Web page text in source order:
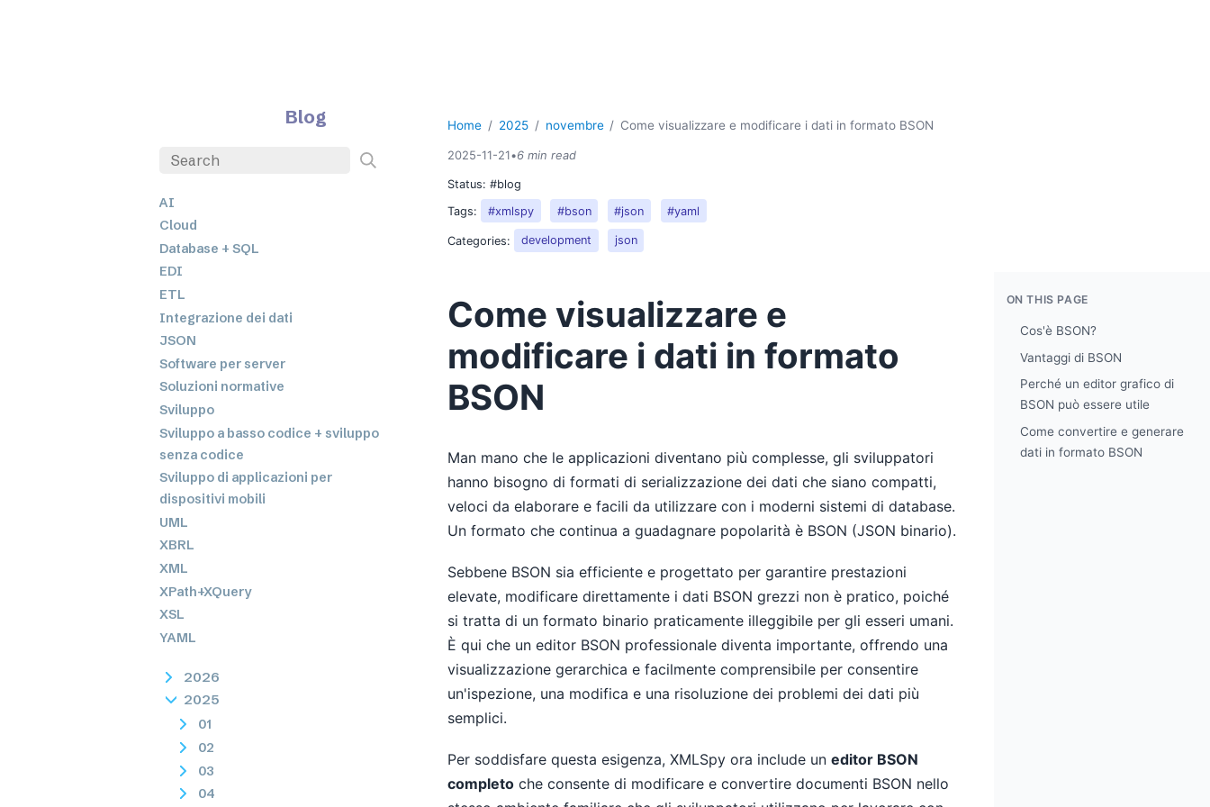
Blog
AI
Cloud
Database + SQL
EDI
ETL
Integrazione dei dati
JSON
Software per server
Soluzioni normative
Sviluppo
Sviluppo a basso codice + sviluppo
senza codice
Sviluppo di applicazioni per
dispositivi mobili
UML
XBRL
XML
XPath+XQuery
XSL
YAML
2026
2025
01
02
03
04
Home 2025 novembre Come visualizzare e modificare i dati in formato BSON
2025-11-21•6 min read
Status:#blog
Tags:
#xmlspy #bson #json #yaml
Categories: development json
Come visualizzare e
modificare i dati in formato
BSON
Man mano che le applicazioni diventano più complesse, gli sviluppatori
hanno bisogno di formati di serializzazione dei dati che siano compatti,
veloci da elaborare e facili da utilizzare con i moderni sistemi di database.
Un formato che continua a guadagnare popolarità è BSON (JSON binario).
Sebbene BSON sia efficiente e progettato per garantire prestazioni
elevate, modificare direttamente i dati BSON grezzi non è pratico, poiché
si tratta di un formato binario praticamente illeggibile per gli esseri umani.
È qui che un editor BSON professionale diventa importante, offrendo una
visualizzazione gerarchica e facilmente comprensibile per consentire
un'ispezione, una modifica e una risoluzione dei problemi dei dati più
semplici.
Per soddisfare questa esigenza, XMLSpy ora include uneditor BSON
completo che consente di modificare e convertire documenti BSON nello
ON THIS PAGE
Cos'è BSON?
Vantaggi di BSON
Perché un editor grafico di
BSON può essere utile
Come convertire e generare
dati in formato BSON